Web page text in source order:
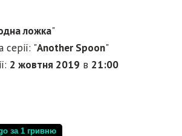
ложка"
серії: "Another Spoon"
2 жовтня 2019 в 21:00
за 1 гривню